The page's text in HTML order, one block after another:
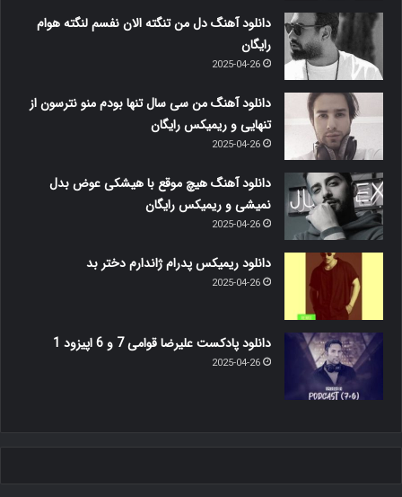
دانلود آهنگ دل من تنگته الان نفسم لنگته هوام
رایگان
2025-04-26
دانلود آهنگ من سی سال تنها بودم منو نترسون از
تنهایی و ریمیکس رایگان
2025-04-26
دانلود آهنگ هیچ موقع با هیشکی عوض بدل
نمیشی و ریمیکس رایگان
2025-04-26
دانلود ریمیکس پدرام ژاندارم دختر بد
2025-04-26
دانلود پادکست علیرضا قوامی 7 و 6 اپیزود 1
2025-04-26